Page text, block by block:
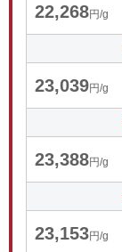
22,268円/g
23,039円/g
23,388円/g
23,153円/g